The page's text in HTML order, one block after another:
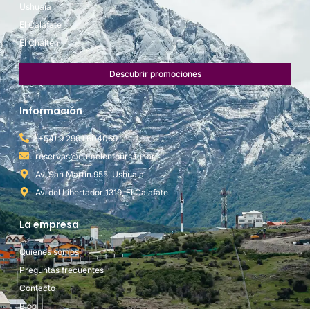
Ushuaia
El Calafate
El Chaltén
Descubrir promociones
Información
(+54) 9 2901 604069
reservas@cumelentours.tur.ar
Av. San Martín 955, Ushuaia
Av. del Libertador 1319, El Calafate
La empresa
Quienes somos
Preguntas frecuentes
Contacto
Blog